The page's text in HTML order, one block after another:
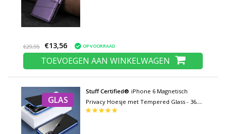
€29,95 €13,56 OP VOORRAAD
TOEVOEGEN AAN WINKELWAGEN
GLAS
Stuff Certified® iPhone 6 Magnetisch
Privacy Hoesje met Tempered Glass - 360°
Full Body Cover Hoesje +